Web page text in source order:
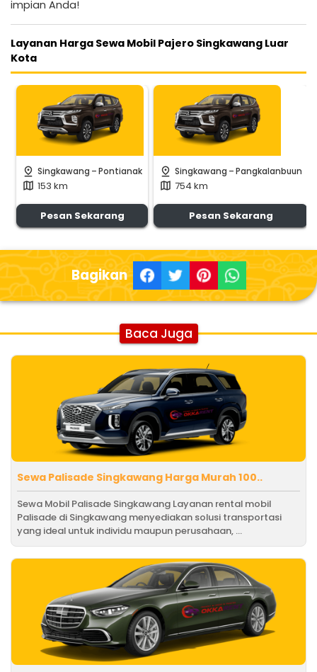
impian Anda!
Layanan Harga Sewa Mobil Pajero Singkawang Luar
Kota
pin_drop Singkawang -Pontianak
map 153 km
Pesan Sekarang
pin_drop Singkawang -Pangkalanbuun
map 754 km
Pesan Sekarang
Bagikan
Baca Juga
Sewa Palisade Singkawang Harga Murah 100..
Sewa Mobil Palisade Singkawang Layanan rental mobil
Palisade di Singkawang menyediakan solusi transportasi
yang ideal untuk individu maupun perusahaan, ...